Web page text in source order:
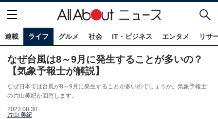
連載 ライフ グルメ 社会 IT・ビジネス エンタメ リサ
なぜ台風は8～9月に発生することが多いの？
【気象予報士が解説】
なぜ日本では台風が8～9月に発生することが多いのでしょうか。気象予報士
の片山美紀が回答します。
2023.08.30
片山 美紀